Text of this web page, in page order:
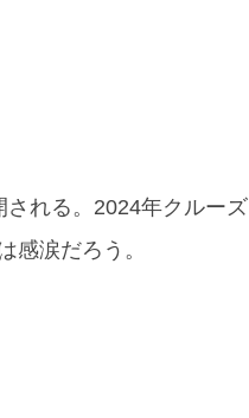
れる。2024年クルーズ
感涙だろう。